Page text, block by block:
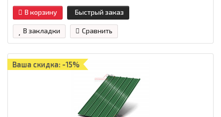
В корзину Быстрый заказ
В закладки Сравнить
Ваша скидка: -15%